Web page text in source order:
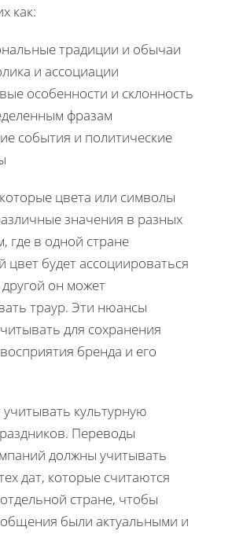
как:
традиции и обычаи
и ассоциации
особенности и склонность
фразам
события и политические
цвета или символы
значения в разных
где в одной стране
цвет будет ассоциироваться
он может
траур. Эти нюансы
для сохранения
бренда и его
учитывать культурную
Переводы
должны учитывать
дат, которые считаются
стране, чтобы
были актуальными и